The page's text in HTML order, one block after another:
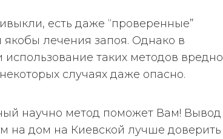
есть даже “проверенные”
лечения запоя. Однако в
использование таких методов вредно
случаях даже опасно.
научно метод поможет Вам! Вывод
на дом на Киевской лучше доверить